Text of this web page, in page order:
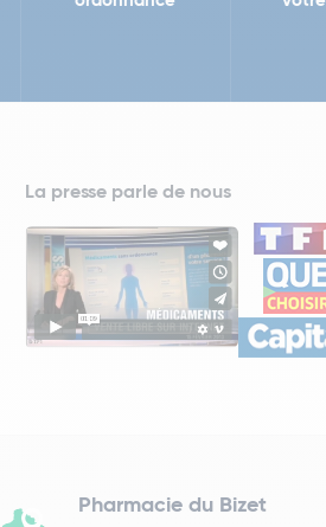
La presse parle de nous
Pharmacie du Bizet